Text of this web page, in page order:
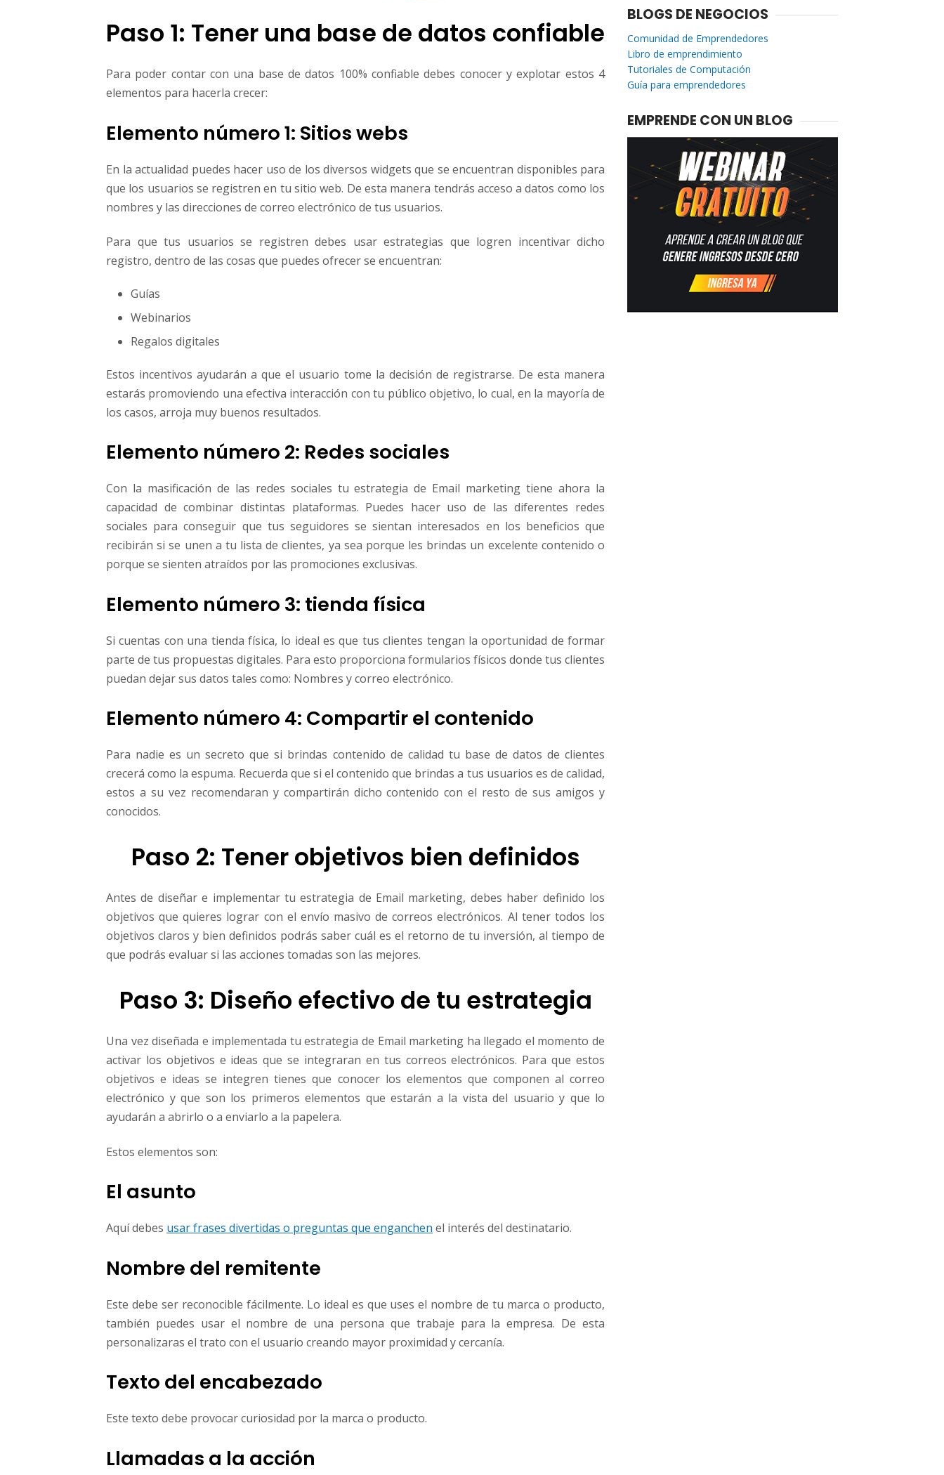
Paso 1: Tener una base de datos confiable
Para poder contar con una base de datos 100% confiable debes conocer y explotar estos 4
elementos para hacerla crecer:
Elemento número 1: Sitios webs
En la actualidad puedes hacer uso de los diversos widgets que se encuentran disponibles para
que los usuarios se registren en tu sitio web. De esta manera tendrás acceso a datos como los
nombres y las direcciones de correo electrónico de tus usuarios.
Para que tus usuarios se registren debes usar estrategias que logren incentivar dicho
registro, dentro de las cosas que puedes ofrecer se encuentran:
Guías
Webinarios
Regalos digitales
Estos incentivos ayudarán a que el usuario tome la decisión de registrarse. De esta manera
estarás promoviendo una efectiva interacción con tu público objetivo, lo cual, en la mayoría de
los casos, arroja muy buenos resultados.
Elemento número 2: Redes sociales
Con la masificación de las redes sociales tu estrategia de Email marketing tiene ahora la
capacidad de combinar distintas plataformas. Puedes hacer uso de las diferentes redes
sociales para conseguir que tus seguidores se sientan interesados en los beneficios que
recibirán si se unen a tu lista de clientes, ya sea porque les brindas un excelente contenido o
porque se sienten atraídos por las promociones exclusivas.
Elemento número 3: tienda física
Si cuentas con una tienda física, lo ideal es que tus clientes tengan la oportunidad de formar
parte de tus propuestas digitales. Para esto proporciona formularios físicos donde tus clientes
puedan dejar sus datos tales como: Nombres y correo electrónico.
Elemento número 4: Compartir el contenido
Para nadie es un secreto que si brindas contenido de calidad tu base de datos de clientes
crecerá como la espuma. Recuerda que si el contenido que brindas a tus usuarios es de calidad,
estos a su vez recomendaran y compartirán dicho contenido con el resto de sus amigos y
conocidos.
Paso 2: Tener objetivos bien definidos
Antes de diseñar e implementar tu estrategia de Email marketing, debes haber definido los
objetivos que quieres lograr con el envío masivo de correos electrónicos. Al tener todos los
objetivos claros y bien definidos podrás saber cuál es el retorno de tu inversión, al tiempo de
que podrás evaluar si las acciones tomadas son las mejores.
Paso 3: Diseño efectivo de tu estrategia
Una vez diseñada e implementada tu estrategia de Email marketing ha llegado el momento de
activar los objetivos e ideas que se integraran en tus correos electrónicos. Para que estos
objetivos e ideas se integren tienes que conocer los elementos que componen al correo
electrónico y que son los primeros elementos que estarán a la vista del usuario y que lo
ayudarán a abrirlo o a enviarlo a la papelera.
Estos elementos son:
El asunto
Aquí debes usar frases divertidas o preguntas que enganchen el interés del destinatario.
Nombre del remitente
Este debe ser reconocible fácilmente. Lo ideal es que uses el nombre de tu marca o producto,
también puedes usar el nombre de una persona que trabaje para la empresa. De esta
personalizaras el trato con el usuario creando mayor proximidad y cercanía.
Texto del encabezado
Este texto debe provocar curiosidad por la marca o producto.
Llamadas a la acción
BLOGS DE NEGOCIOS
Comunidad de Emprendedores
Libro de emprendimiento
Tutoriales de Computación
Guía para emprendedores
EMPRENDE CON UN BLOG